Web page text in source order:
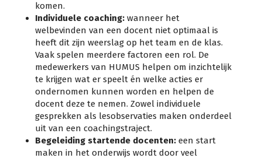
komen.
Individuele coaching: wanneer het
welbevinden van een docent niet optimaal is
heeft dit zijn weerslag op het team en de klas.
Vaak spelen meerdere factoren een rol. De
medewerkers van HUMUS helpen om inzichtelijk
te krijgen wat er speelt én welke acties er
ondernomen kunnen worden en helpen de
docent deze te nemen. Zowel individuele
gesprekken als lesobservaties maken onderdeel
uit van een coachingstraject.
Begeleiding startende docenten: een start
maken in het onderwijs wordt door veel